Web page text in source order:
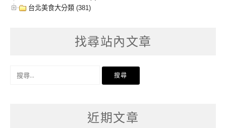
台北美食大分類 (381)
找尋站內文章
近期文章